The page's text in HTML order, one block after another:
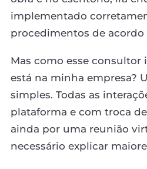
implementado
procedimentos de acordo
Mas como esse consultor
está na minha empresa?
simples. Todas as
plataforma e com troca
ainda por uma reunião
necessário explicar